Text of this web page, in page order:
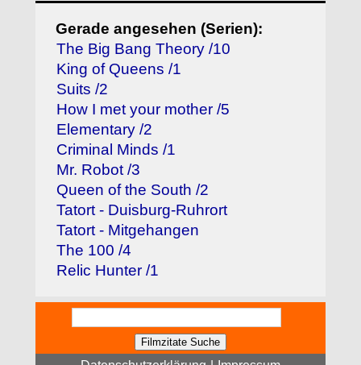
Gerade angesehen (Serien):
The Big Bang Theory /10
King of Queens /1
Suits /2
How I met your mother /5
Elementary /2
Criminal Minds /1
Mr. Robot /3
Queen of the South /2
Tatort - Duisburg-Ruhrort
Tatort - Mitgehangen
The 100 /4
Relic Hunter /1